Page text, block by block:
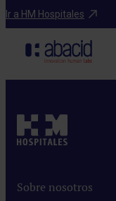
Ir a HM Hospitales
Inicio
Sobre nosotros